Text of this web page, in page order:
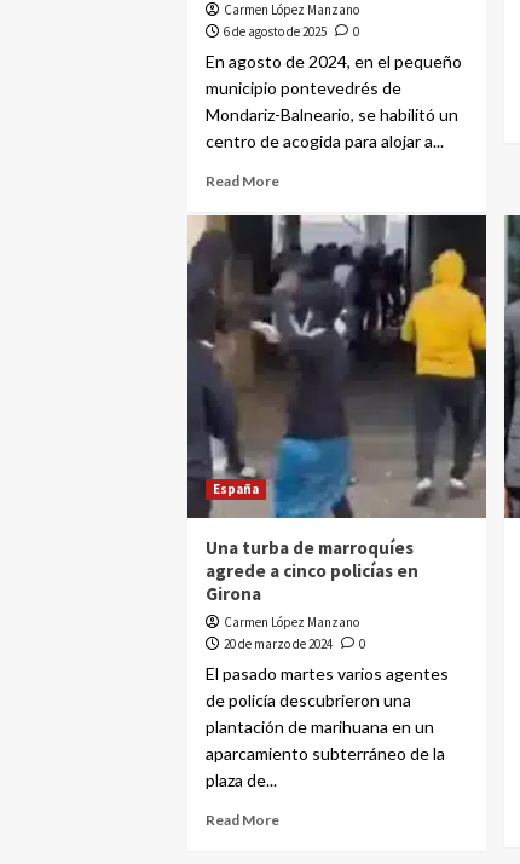
Carmen López Manzano
6 de agosto de 2025
0
En agosto de 2024, en el pequeño
municipio pontevedrés de
Mondariz-Balneario, se habilitó un
centro de acogida para alojar a...
Read More
España
Una turba de marroquíes
agrede a cinco policías en
Girona
Carmen López Manzano
20 de marzo de 2024
0
El pasado martes varios agentes
de policía descubrieron una
plantación de marihuana en un
aparcamiento subterráneo de la
plaza de...
Read More